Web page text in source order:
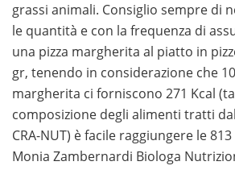
grassi animali. Consiglio sempre di
le quantità e con la frequenza di
una pizza margherita al piatto in
gr, tenendo in considerazione che
margherita ci forniscono 271 Kcal
composizione degli alimenti tratti
CRA-NUT) è facile raggiungere le
Monia Zambernardi Biologa